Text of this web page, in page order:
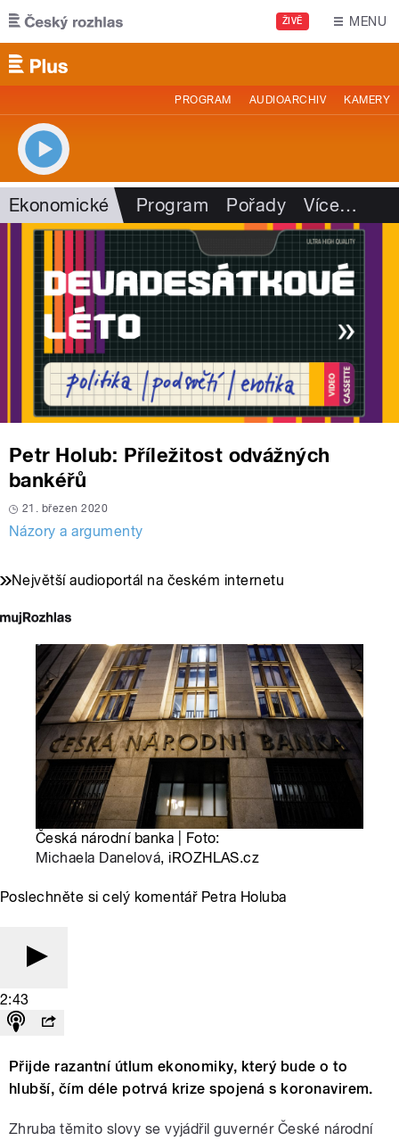
Přejít k hlavnímu obsahu
ŽIVĚ MENU
PROGRAM AUDIOARCHIV KAMERY
Ekonomické Program Pořady Více…
Petr Holub: Příležitost odvážných
bankéřů
21. březen 2020
Názory a argumenty
Největší audioportál na českém internetu
Česká národní banka | Foto:
Michaela Danelová, iROZHLAS.cz
Poslechněte si celý komentář Petra Holuba
2:43
Přijde razantní útlum ekonomiky, který bude o to
hlubší, čím déle potrvá krize spojená s koronavirem.
Zhruba těmito slovy se vyjádřil guvernér České národní